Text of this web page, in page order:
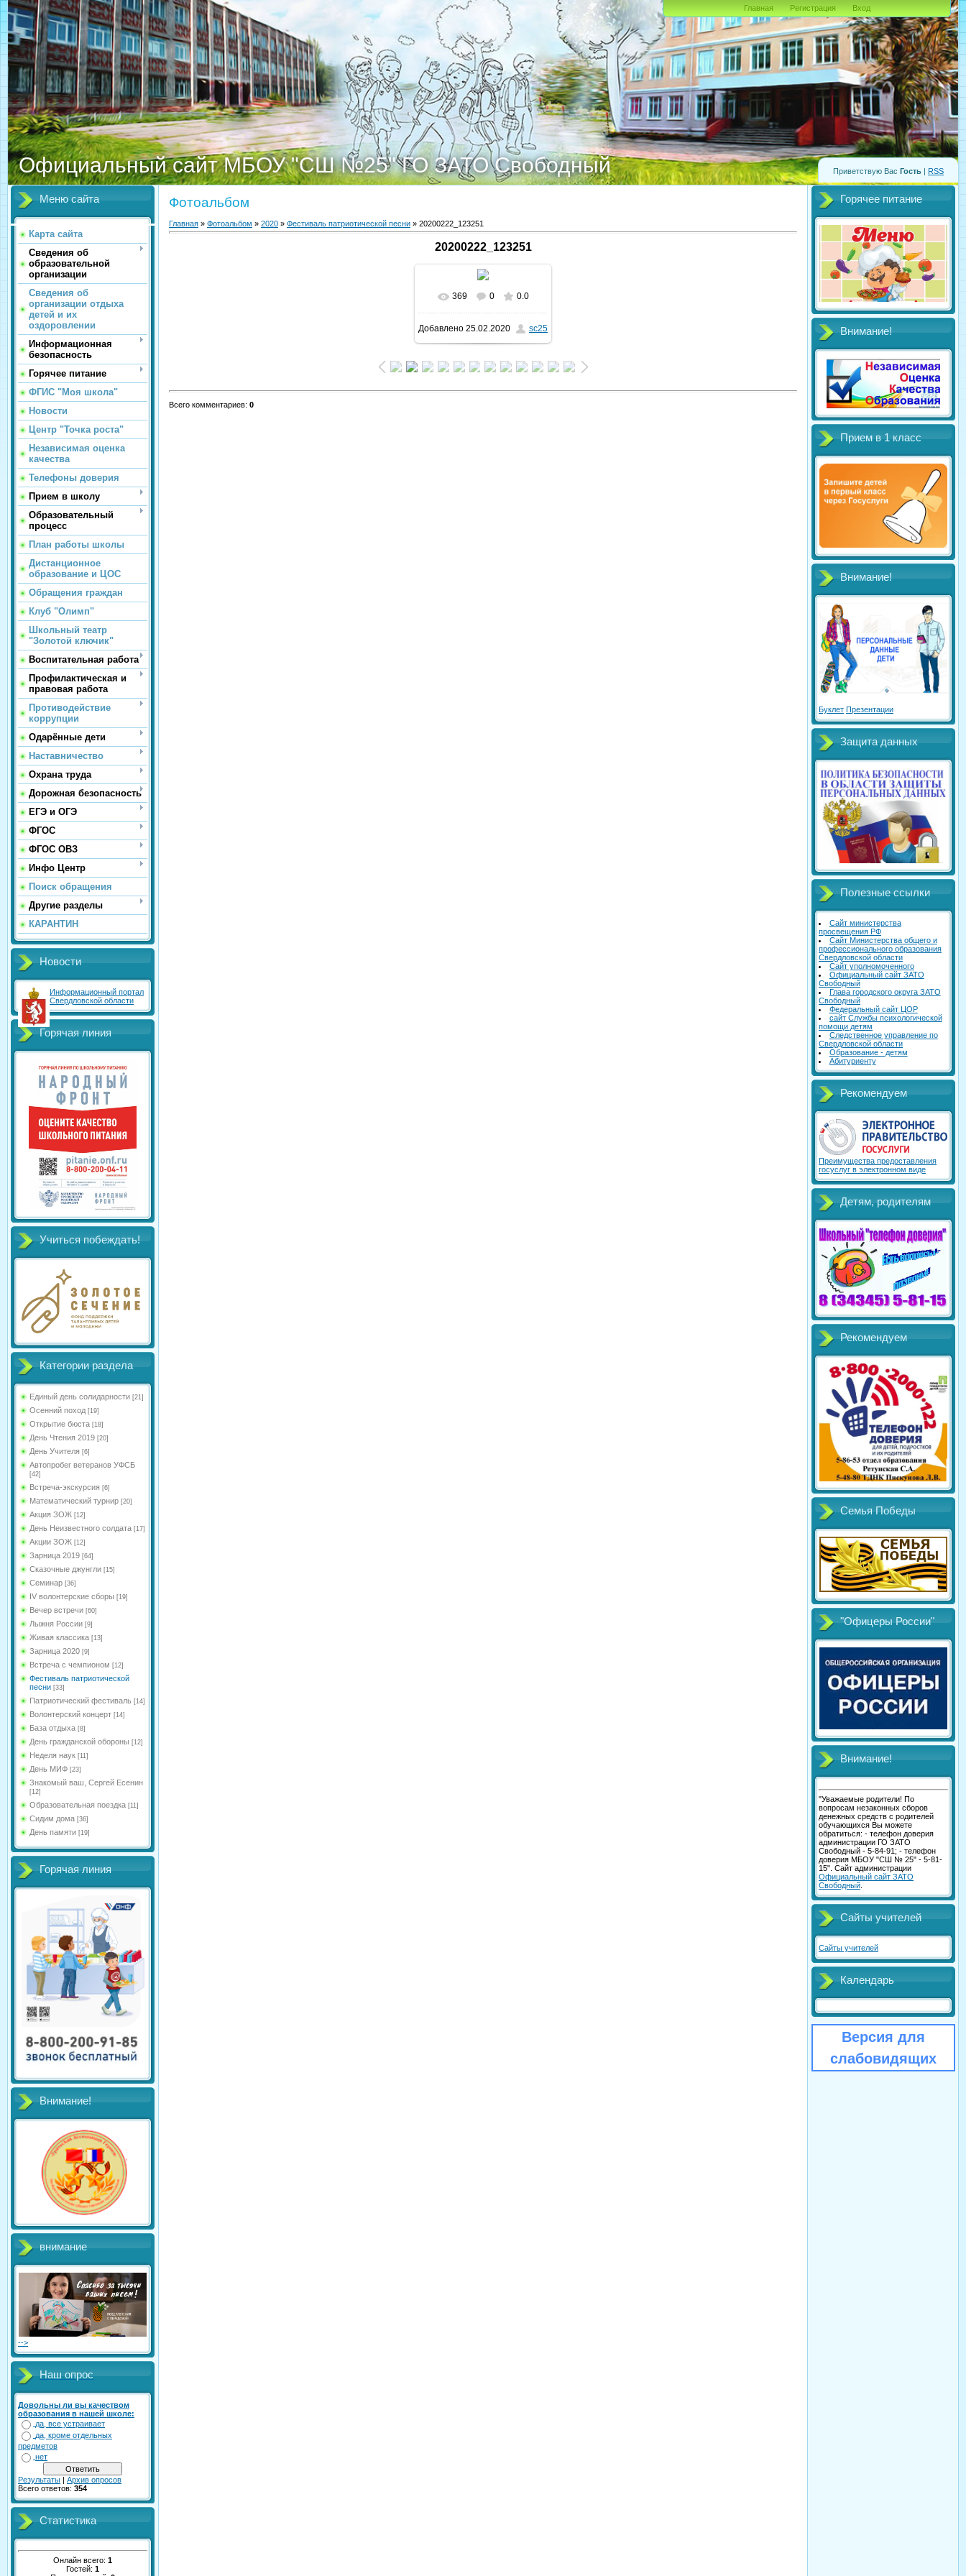
Приветствую Вас Гость | RSS
Официальный сайт МБОУ "СШ №25" ГО ЗАТО Свободный
Главная Регистрация Вход
Меню сайта
Карта сайта
Сведения об
образовательной
организации
Сведения об
организации отдыха
детей и их
оздоровлении
Информационная
безопасность
Горячее питание
ФГИС "Моя школа"
Новости
Центр "Точка роста"
Независимая оценка
качества
Телефоны доверия
Прием в школу
Образовательный
процесс
План работы школы
Дистанционное
образование и ЦОС
Обращения граждан
Клуб "Олимп"
Школьный театр
"Золотой ключик"
Воспитательная работа
Профилактическая и
правовая работа
Противодействие
коррупции
Одарённые дети
Наставничество
Охрана труда
Дорожная безопасность
ЕГЭ и ОГЭ
ФГОС
ФГОС ОВЗ
Инфо Центр
Поиск обращения
Другие разделы
КАРАНТИН
Новости
Информационный портал
Свердловской области
Горячая линия
Учиться побеждать!
Категории раздела
Единый день солидарности [21]
Осенний поход [19]
Открытие бюста [18]
День Чтения 2019 [20]
День Учителя [6]
Автопробег ветеранов УФСБ
[42]
Встреча-экскурсия [6]
Математический турнир [20]
Акция ЗОЖ [12]
День Неизвестного солдата [17]
Акции ЗОЖ [12]
Зарница 2019 [64]
Сказочные джунгли [15]
Семинар [36]
IV волонтерские сборы [19]
Вечер встречи [60]
Лыжня России [9]
Живая классика [13]
Зарница 2020 [9]
Встреча с чемпионом [12]
Фестиваль патриотической
песни [33]
Патриотический фестиваль [14]
Волонтерский концерт [14]
База отдыха [8]
День гражданской обороны [12]
Неделя наук [11]
День МИФ [23]
Знакомый ваш, Сергей Есенин
[12]
Образовательная поездка [11]
Сидим дома [36]
День памяти [19]
Горячая линия
Внимание!
внимание
-->
Наш опрос
Довольны ли вы качеством
образования в нашей школе:
да, все устраивает
да, кроме отдельных
предметов
нет
Результаты | Архив опросов
Всего ответов: 354
Статистика
Онлайн всего: 1
Гостей: 1
Фотоальбом
Главная » Фотоальбом » 2020 » Фестиваль патриотической песни » 20200222_123251
20200222_123251
В реальном размере
1024x576/ 256.8Kb
369 0 0.0
Добавлено 25.02.2020 sc25
Всего комментариев: 0
Горячее питание
Внимание!
Прием в 1 класс
Внимание!
Буклет Презентации
Защита данных
Полезные ссылки
Сайт министерства
просвещения РФ
Сайт Министерства общего и
профессионального образования
Свердловской области
Сайт уполномоченного
Официальный сайт ЗАТО
Свободный
Глава городского округа ЗАТО
Свободный
Федеральный сайт ЦОР
сайт Службы психологической
помощи детям
Следственное управление по
Свердловской области
Образование - детям
Абитуриенту
Рекомендуем
Преимущества предоставления
госуслуг в электронном виде
Детям, родителям
Рекомендуем
Семья Победы
"Офицеры России"
Внимание!
"Уважаемые родители! По
вопросам незаконных сборов
денежных средств с родителей
обучающихся Вы можете
обратиться: - телефон доверия
администрации ГО ЗАТО
Свободный - 5-84-91; - телефон
доверия МБОУ "СШ № 25" - 5-81-
15". Сайт администрации
Официальный сайт ЗАТО
Свободный
Сайты учителей
Сайты учителей
Календарь
Версия для
слабовидящих